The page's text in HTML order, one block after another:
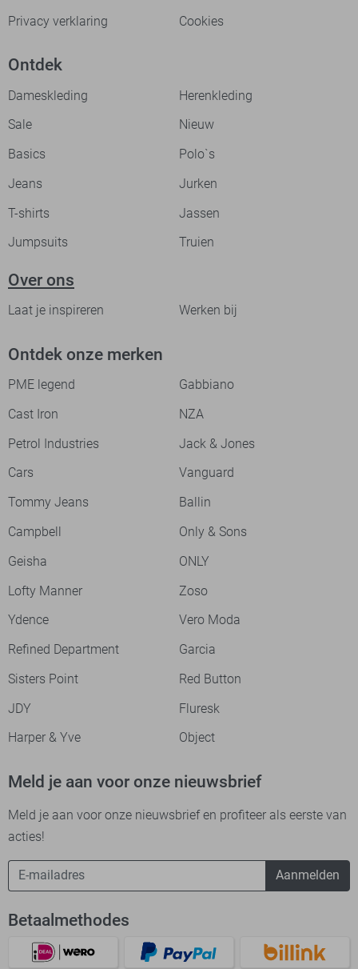
Privacy verklaring
Cookies
Ontdek
Dameskleding
Herenkleding
Sale
Nieuw
Basics
Polo`s
Jeans
Jurken
T-shirts
Jassen
Jumpsuits
Truien
Over ons
Laat je inspireren Werken bij
Ontdek onze merken
PME legend
Gabbiano
Cast Iron
NZA
Petrol Industries
Jack & Jones
Cars
Vanguard
Tommy Jeans
Ballin
Campbell
Only & Sons
Geisha
ONLY
Lofty Manner
Zoso
Ydence
Vero Moda
Refined Department
Garcia
Sisters Point
Red Button
JDY
Fluresk
Harper & Yve
Object
Meld je aan voor onze nieuwsbrief
Meld je aan voor onze nieuwsbrief en profiteer als eerste van
acties!
Aanmelden
Betaalmethodes